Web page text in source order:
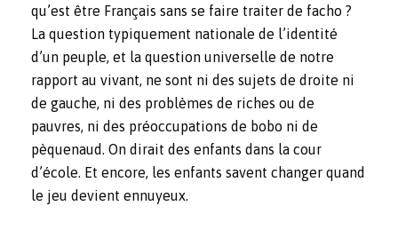
qu’est être Français sans se faire traiter de facho ?
La question typiquement nationale de l’identité
d’un peuple, et la question universelle de notre
rapport au vivant, ne sont ni des sujets de droite ni
de gauche, ni des problèmes de riches ou de
pauvres, ni des préoccupations de bobo ni de
pèquenaud. On dirait des enfants dans la cour
d’école. Et encore, les enfants savent changer quand
le jeu devient ennuyeux.